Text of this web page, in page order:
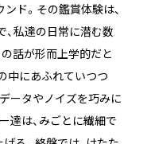
ド。その鑑賞体験は、
、私達の日常に潜む数
話が形而上学的だと
中にあふれていつつ
ータやノイズを巧みに
達は、みごとに繊細で